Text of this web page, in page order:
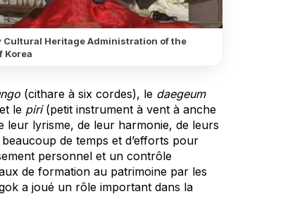
Heritage Administration of the
Korea
(cithare à six cordes), le daegeum
le piri(petit instrument à vent à anche
leur lyrisme, de leur harmonie, de leurs
de temps et d’efforts pour
personnel et un contrôle
de formation au patrimoine par les
a joué un rôle important dans la